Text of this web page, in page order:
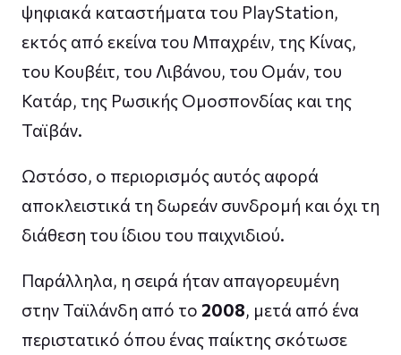
ψηφιακά καταστήματα του PlayStation,
εκτός από εκείνα του Μπαχρέιν, της Κίνας,
του Κουβέιτ, του Λιβάνου, του Ομάν, του
Κατάρ, της Ρωσικής Ομοσπονδίας και της
Ταϊβάν.
Ωστόσο, ο περιορισμός αυτός αφορά
αποκλειστικά τη δωρεάν συνδρομή και όχι τη
διάθεση του ίδιου του παιχνιδιού.
Παράλληλα, η σειρά ήταν απαγορευμένη
στην Ταϊλάνδη από το 2008, μετά από ένα
περιστατικό όπου ένας παίκτης σκότωσε